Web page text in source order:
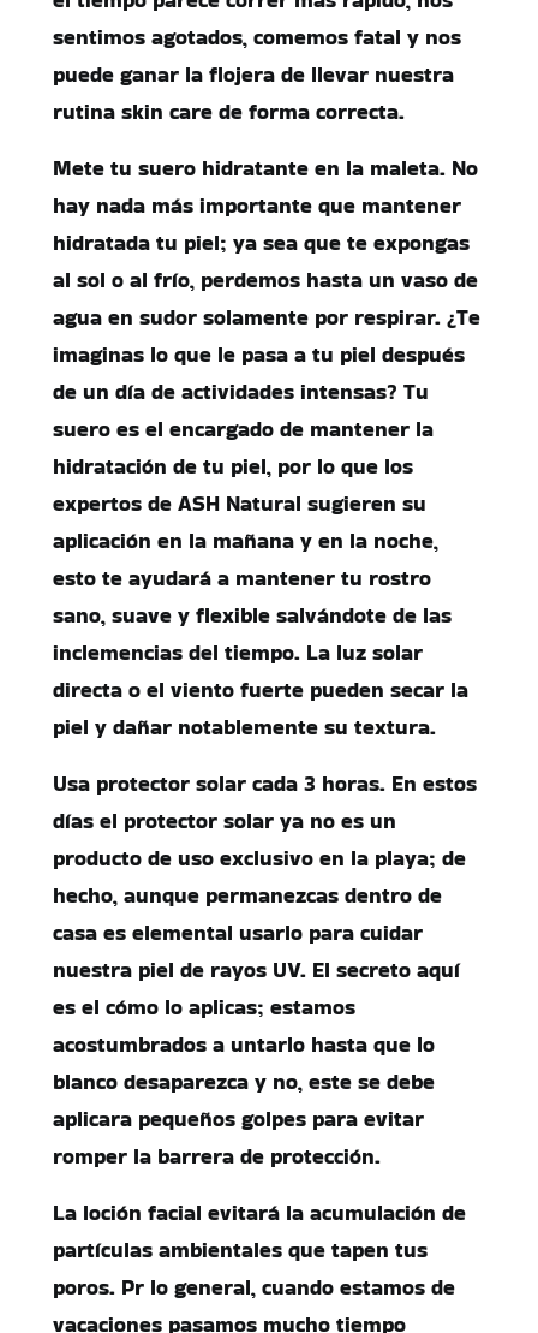
sentimos agotados, comemos fatal y nos
puede ganar la flojera de llevar nuestra
rutina skin care de forma correcta.
Mete tu suero hidratante en la maleta. No
hay nada más importante que mantener
hidratada tu piel; ya sea que te expongas
al sol o al frío, perdemos hasta un vaso de
agua en sudor solamente por respirar. ¿Te
imaginas lo que le pasa a tu piel después
de un día de actividades intensas? Tu
suero es el encargado de mantener la
hidratación de tu piel, por lo que los
expertos de ASH Natural sugieren su
aplicación en la mañana y en la noche,
esto te ayudará a mantener tu rostro
sano, suave y flexible salvándote de las
inclemencias del tiempo. La luz solar
directa o el viento fuerte pueden secar la
piel y dañar notablemente su textura.
Usa protector solar cada 3 horas. En estos
días el protector solar ya no es un
producto de uso exclusivo en la playa; de
hecho, aunque permanezcas dentro de
casa es elemental usarlo para cuidar
nuestra piel de rayos UV. El secreto aquí
es el cómo lo aplicas; estamos
acostumbrados a untarlo hasta que lo
blanco desaparezca y no, este se debe
aplicara pequeños golpes para evitar
romper la barrera de protección.
La loción facial evitará la acumulación de
partículas ambientales que tapen tus
poros. Pr lo general, cuando estamos de
vacaciones pasamos mucho tiempo